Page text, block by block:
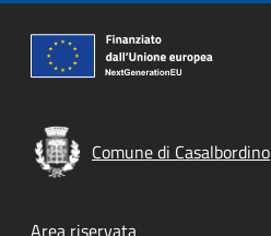
Comune di Casalbordino
Area riservata